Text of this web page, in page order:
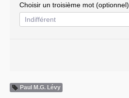
Systèmes & société sous contrôle
Choisir un troisième mot (optionnel)
Paul M.G. Lévy